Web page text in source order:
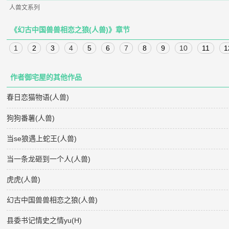
人兽文系列
《幻古中国兽兽相恋之狼(人兽)》章节
1 2 3 4 5 6 7 8 9 10 11
作者御宅屋的其他作品
春日恋猫物语(人兽)
狗狗番薯(人兽)
当se狼遇上蛇王(人兽)
当一条龙砸到一个人(人兽)
虎虎(人兽)
幻古中国兽兽相恋之狼(人兽)
县委书记情史之情yu(H)